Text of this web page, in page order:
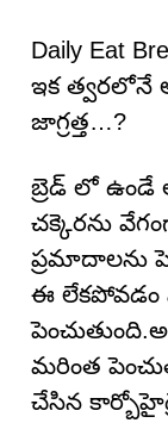
Daily Eat
ఇక త్వరలోనే
జాగ్రత్త…?
బ్రెడ్ లో ఉండే
చక్కెరను
ప్రమాదాలను
ఈ లేకపోవడం
మరింత
చేసిన